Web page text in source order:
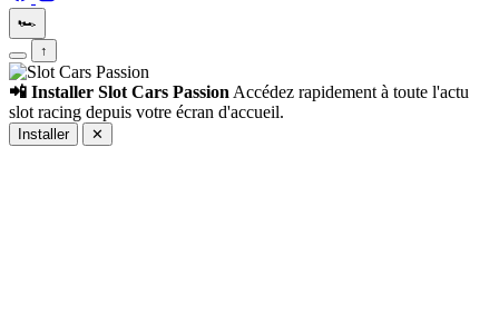
🏎️
↑
📲 Installer Slot Cars Passion Accédez rapidement à toute l'actu
slot racing depuis votre écran d'accueil.
Installer ✕